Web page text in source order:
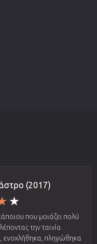
(2017)
που μοιάζει πολύ
την ταινία
ενοχλήθηκα, πληγώθηκα